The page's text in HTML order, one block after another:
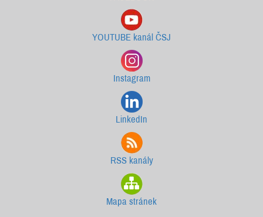
YOUTUBE kanál ČSJ
Instagram
LinkedIn
RSS kanály
Mapa stránek